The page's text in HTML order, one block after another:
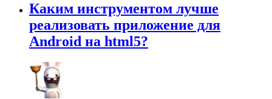
Каким инструментом лучше
реализовать приложение для
Android на html5?